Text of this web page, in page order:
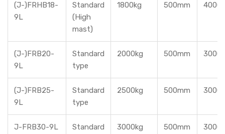
(J-)FRHB18-
9L
Standard
(High
mast)
1800kg 500mm
(J-)FRB20-
9L
Standard
type
2000kg 500mm
(J-)FRB25-
9L
Standard
type
2500kg 500mm
J-FRB30-9L
Standard
3000kg 500mm